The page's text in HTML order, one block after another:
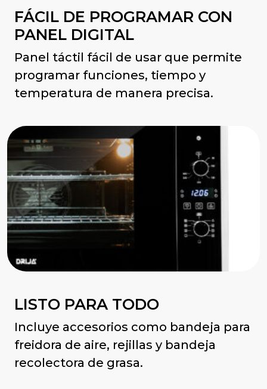
FÁCIL DE PROGRAMAR CON
PANEL DIGITAL
Panel táctil fácil de usar que permite
programar funciones, tiempo y
temperatura de manera precisa.
LISTO PARA TODO
Incluye accesorios como bandeja para
freidora de aire, rejillas y bandeja
recolectora de grasa.